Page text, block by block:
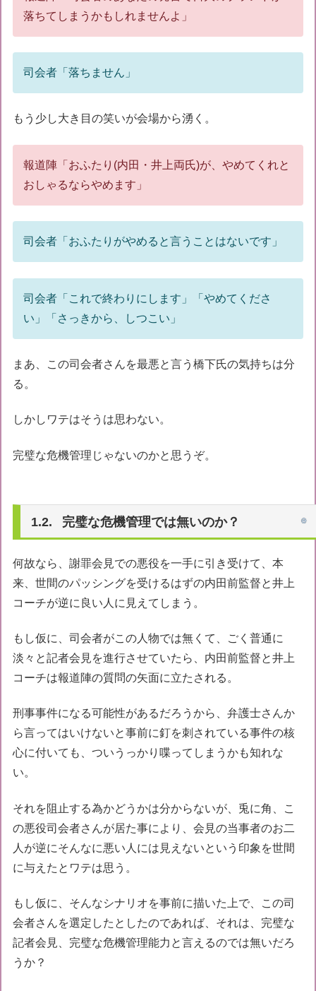
落ちてしまうかもしれませんよ」
司会者「落ちません」
もう少し大き目の笑いが会場から湧く。
報道陣「おふたり(内田・井上両氏)が、やめてくれと
おしゃるならやめます」
司会者「おふたりがやめると言うことはないです」
司会者「これで終わりにします」「やめてくださ
い」「さっきから、しつこい」
まあ、この司会者さんを最悪と言う橋下氏の気持ちは分
る。
しかしワテはそうは思わない。
完璧な危機管理じゃないのかと思うぞ。
完璧な危機管理では無いのか？
何故なら、謝罪会見での悪役を一手に引き受けて、本
来、世間のパッシングを受けるはずの内田前監督と井上
コーチが逆に良い人に見えてしまう。
もし仮に、司会者がこの人物では無くて、ごく普通に
淡々と記者会見を進行させていたら、内田前監督と井上
コーチは報道陣の質問の矢面に立たされる。
刑事事件になる可能性があるだろうから、弁護士さんか
ら言ってはいけないと事前に釘を刺されている事件の核
心に付いても、ついうっかり喋ってしまうかも知れな
い。
それを阻止する為かどうかは分からないが、兎に角、こ
の悪役司会者さんが居た事により、会見の当事者のお二
人が逆にそんなに悪い人には見えないという印象を世間
に与えたとワテは思う。
もし仮に、そんなシナリオを事前に描いた上で、この司
会者さんを選定したとしたのであれば、それは、完璧な
記者会見、完璧な危機管理能力と言えるのでは無いだろ
うか？